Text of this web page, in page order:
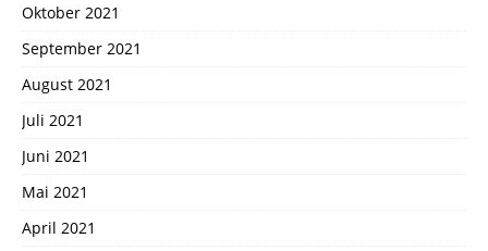
Oktober 2021
September 2021
August 2021
Juli 2021
Juni 2021
Mai 2021
April 2021